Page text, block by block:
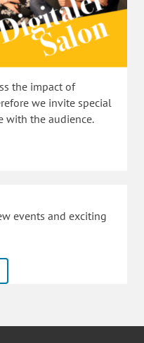
the impact of
we invite special
with the audience.
events and exciting